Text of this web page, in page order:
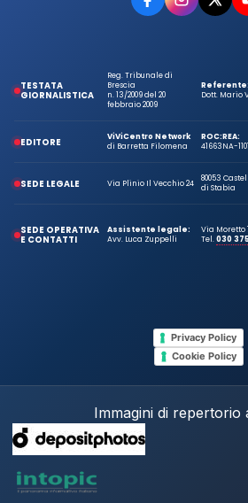
TESTATA
GIORNALISTICA
Reg. Tribunale di
Brescia
n. 13/2009 del 20
febbraio 2009
Referente:
Dott. Mario
EDITORE
ViViCentro Network
di Barretta Filomena
ROC:
41663
REA:
NA-
SEDE LEGALE Via Plinio Il Vecchio 24
80053
di Stabia
SEDE OPERATIVA
E CONTATTI
Assistente legale:
Avv. Luca Zuppelli
Via Moretto
Tel.030
Privacy Policy
Cookie Policy
Immagini di repertorio